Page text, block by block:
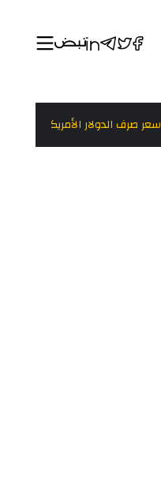
سعر صرف الدولار الأمريكي مقابل